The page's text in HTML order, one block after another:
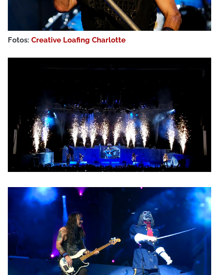
Fotos: Creative Loafing Charlotte